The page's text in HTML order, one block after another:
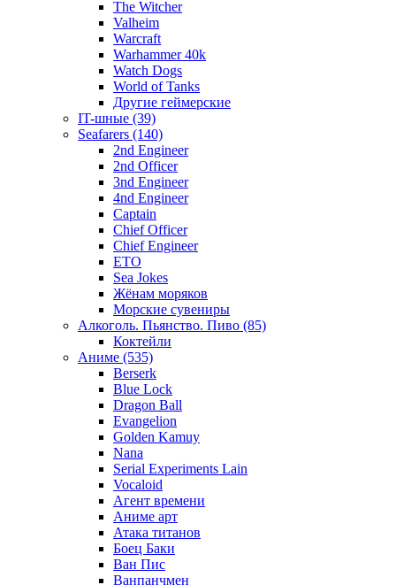
The Witcher
Valheim
Warcraft
Warhammer 40k
Watch Dogs
World of Tanks
Другие геймерские
IT-шные (39)
Seafarers (140)
2nd Engineer
2nd Officer
3nd Engineer
4nd Engineer
Captain
Chief Officer
Chief Еngineer
ETO
Sea Jokes
Жёнам моряков
Морские сувениры
Алкоголь. Пьянство. Пиво (85)
Коктейли
Аниме (535)
Berserk
Blue Lock
Dragon Ball
Evangelion
Golden Kamuy
Nana
Serial Experiments Lain
Vocaloid
Агент времени
Аниме арт
Атака титанов
Боец Баки
Ван Пис
Ванпанчмен